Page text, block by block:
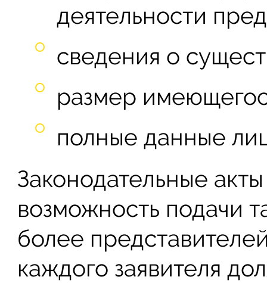
деятельности
сведения о
размер
полные данные
Законодательные
возможность подачи
более
каждого заявителя